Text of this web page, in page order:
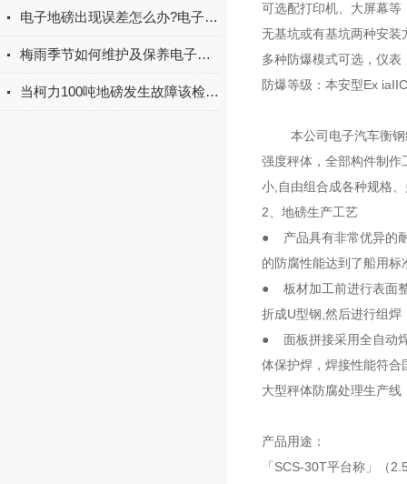
电子地磅出现误差怎么办?电子地磅误差出现原因有哪些?
梅雨季节如何维护及保养电子地磅
当柯力100吨地磅发生故障该检查哪些内容呢
可选配打印机、大屏幕等
无基坑或有基坑两种安
多种防爆模式可选，仪
防爆等级：本安型Ex
本公司电子汽车衡钢
强度秤体，全部构件制
小,自由组合成各种规格
2、地磅生产工艺
● 产品具有非常优异的
的防腐性能达到了船用标
● 板材加工前进行表面
折成U型钢,然后进行组
● 面板拼接采用全自动
体保护焊，焊接性能符合
大型秤体防腐处理生产线
产品用途：
「SCS-30T平台称」（